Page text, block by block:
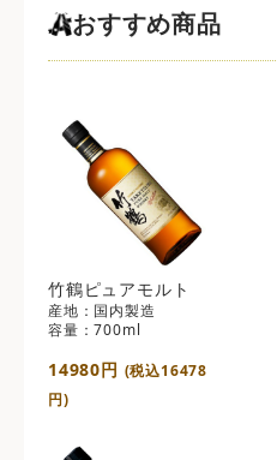
おすすめ商品
竹鶴ピュアモルト
産地：国内製造
容量：700ml
14980円 (税込16478
円)